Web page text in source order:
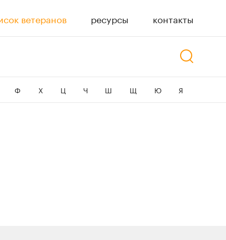
ветеранов ресурсы контакты
Ф Х Ц Ч Ш Щ Ю Я